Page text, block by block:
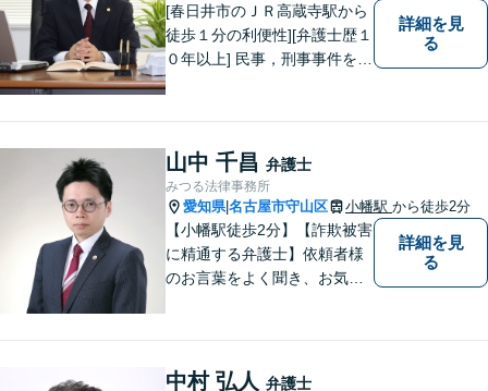
[春日井市のＪＲ高蔵寺駅から
徒歩１分の利便性][弁護士歴１
０年以上] 民事，刑事事件を問
善の解決となることを目指し
ます。 一お困り事がございま
したらお気軽にご相談下さ
い。
詳細を見
る
山中 千昌 弁護士
みつる法律事務所
愛知県|名古屋市守山区 小幡駅 から徒歩2分
【小幡駅徒歩2分】【詐欺被害
に精通する弁護士】依頼者様
のお言葉をよく聞き、お気持
お気軽にご相談ください。
詳細を見
る
中村 弘人 弁護士